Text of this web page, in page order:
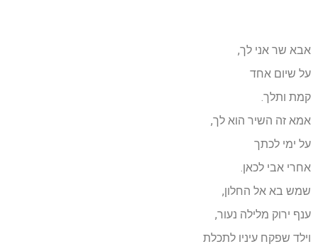
אבא שר אני לך,
על שיום אחד
קמת ותלך.
אמא זה השיר הוא לך,
על ימי לכתך
אחרי אבי לכאן.
שמש בא אל החלון,
ענף ירוק מלילה נעור,
וילד שפקח עיניו לתכלת